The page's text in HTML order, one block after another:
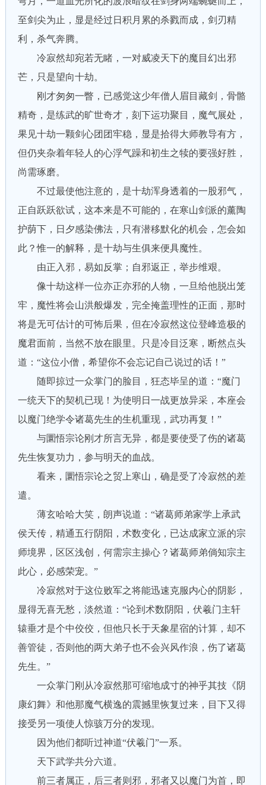
至剑尖为止，显是经过日积月累的杀戮而成，剑刃精
利，杀气奔腾。
冷寂然却宛若无睹，一对威凌天下的魔目幻出邪
芒，只是望向十劫。
刚才匆匆一瞥，已感觉这少年僧人眉目藏剑，骨骼
精奇，是练武的旷世奇才，刻下运功聚目，魔气展处，
果见十劫一颗剑心团团牢稳，显是拾得大师教导有方，
但仍夹杂着年轻人的心浮气躁和初生之犊的要强好胜，
尚需琢磨。
不过最使他注意的，是十劫浑身透着的一股邪气，
正自跃跃欲试，这本来是不可能的，在寒山剑派的薰陶
护荫下，日夕感染佛法，只有潜移默化的机会，怎会如
此？惟一的解释，是十劫与生俱来便具魔性。
由正入邪，易如反掌；自邪返正，举步维艰。
像十劫这样一位亦正亦邪的人物，一旦给他脱出笼
牢，魔性将会山洪般爆发，完全掩盖理性的正面，那时
将是无可估计的可怖后果，但在冷寂然这位登峰造极的
魔君面前，当然不放在眼里。只是冷目泛寒，断然点头
道：“这位小僧，希望你不会忘记自己说过的话！”
随即掠过一众掌门的脸目，狂态毕呈的道：“魔门
一统天下的契机已现！为使明日一战更放异采，本座会
以魔门绝学令诸葛先生的生机重现，武功再复！”
与圜悟宗论刚才所言无异，都是要使受了伤的诸葛
先生恢复功力，参与明天的血战。
看来，圜悟宗论之贸上寒山，确是受了冷寂然的差
遣。
薄玄哈哈大笑，朗声说道：“诸葛师弟家学上承武
侯天传，精通五行阴阳，术数变化，已达成家立派的宗
师境界，区区浅创，何需宗主操心？诸葛师弟倘知宗主
此心，必感荣宠。”
冷寂然对于这位败军之将能迅速克服内心的阴影，
显得无喜无愁，淡然道：“论到术数阴阳，伏羲门主轩
辕垂才是个中佼佼，但他只长于天象星宿的计算，却不
善管徒，否则他的两大弟子也不会兴风作浪，伤了诸葛
先生。”
一众掌门刚从冷寂然那可缩地成寸的神乎其技《阴
康幻舞》和他那魔气横逸的震撼里恢复过来，目下又得
接受另一项使人惊骇万分的发现。
因为他们都听过神道“伏羲门”一系。
天下武学共分六道。
前三者属正，后三者则邪，邪者又以魔门为首，即